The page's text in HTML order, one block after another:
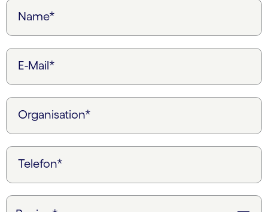
Name*
E-Mail*
Organisation*
Telefon*